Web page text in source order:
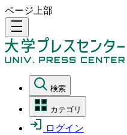
ページ上部
density_medium
検索
カテゴリ
ログイン